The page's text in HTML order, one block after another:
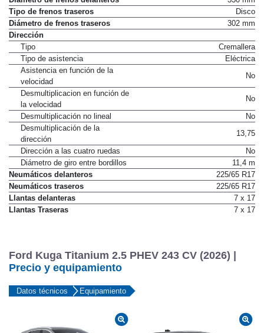
Tipo de frenos traseros
Disco
Diámetro de frenos traseros
302 mm
Dirección
Tipo
Cremallera
Tipo de asistencia
Eléctrica
Asistencia en función de la
velocidad
No
Desmultiplicacion en función de
la velocidad
No
Desmultiplicación no lineal
No
Desmultiplicación de la
dirección
13,75
Dirección a las cuatro ruedas
No
Diámetro de giro entre bordillos
11,4 m
Neumáticos delanteros
225/65 R17
Neumáticos traseros
225/65 R17
Llantas delanteras
7 x 17
Llantas Traseras
7 x 17
Ford Kuga Titanium 2.5 PHEV 243 CV (2026) |
Precio y equipamiento
Datos técnicos Equipamiento